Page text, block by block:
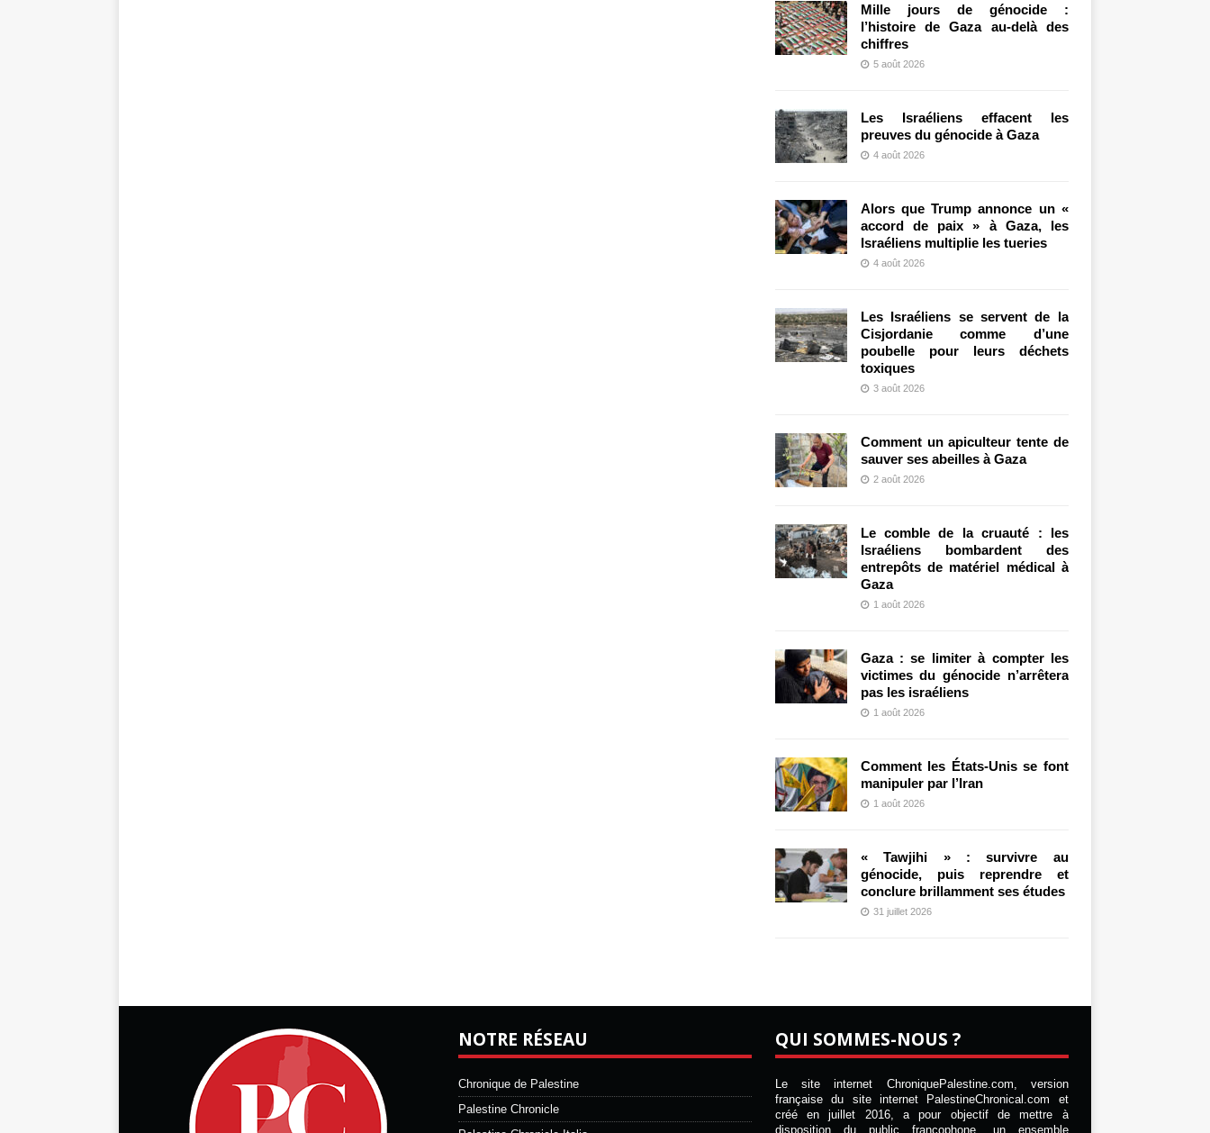
Mille jours de génocide :
l’histoire de Gaza au-delà des
chiffres
5 août 2026
Les Israéliens effacent les
preuves du génocide à Gaza
4 août 2026
Alors que Trump annonce un «
accord de paix » à Gaza, les
Israéliens multiplie les tueries
4 août 2026
Les Israéliens se servent de la
Cisjordanie comme d’une
poubelle pour leurs déchets
toxiques
3 août 2026
Comment un apiculteur tente de
sauver ses abeilles à Gaza
2 août 2026
Le comble de la cruauté : les
Israéliens bombardent des
entrepôts de matériel médical à
Gaza
1 août 2026
Gaza : se limiter à compter les
victimes du génocide n’arrêtera
pas les israéliens
1 août 2026
Comment les États-Unis se font
manipuler par l’Iran
1 août 2026
« Tawjihi » : survivre au
génocide, puis reprendre et
conclure brillamment ses études
31 juillet 2026
NOTRE RÉSEAU
Chronique de Palestine
Palestine Chronicle
QUI SOMMES-NOUS ?
Le site internet ChroniquePalestine.com, version
française du site internet PalestineChronical.com et
créé en juillet 2016, a pour objectif de mettre à
disposition du public francophone, un ensemble